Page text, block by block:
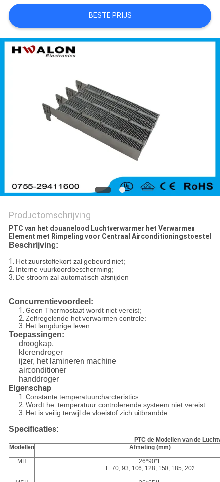
SITEMAP
PRIVACYBELEID
BESTE PRIJS
Productomschrijving
PTC van het douanelood Luchtverwarmer het Verwarmen
Element met Rimpeling voor Centraal Airconditioningstoestel
Beschrijving:
1. Het zuurstoftekort zal gebeurd niet;
2. Interne vuurkoordbescherming;
3. De stroom zal automatisch afsnijden
Concurrentievoordeel:
1. Geen Thermostaat wordt niet vereist;
2. Zelfregelende het verwarmen controle;
3. Het langdurige leven
Toepassingen:
droogkap,
klerendroger
ijzer, het lamineren machine
airconditioner
handdroger
Eigenschap
1. Constante temperatuurcharcteristics
2. Wordt het temperatuur controlerende systeem niet vereist
3. Het is veilig terwijl de vloeistof zich uitbrandde
Specificaties:
PTC de Modellen van de
Modellen
Afmeting (mm)
MH
26*90*L
L: 70, 93, 106, 128, 150, 185, 202